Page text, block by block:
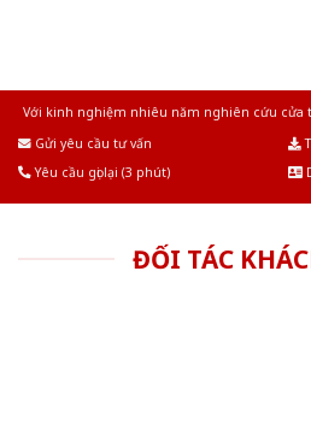
Với kinh nghiệm nhiêu năm nghiên cứu cửa
Gửi yêu cầu tư vấn
Yêu cầu gọi lại (3 phút)
ĐỐI TÁC